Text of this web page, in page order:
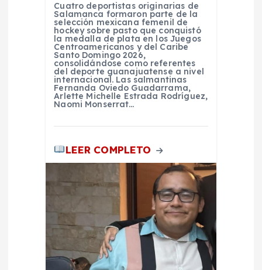
Cuatro deportistas originarias de
Salamanca formaron parte de la
selección mexicana femenil de
hockey sobre pasto que conquistó
la medalla de plata en los Juegos
Centroamericanos y del Caribe
Santo Domingo 2026,
consolidándose como referentes
del deporte guanajuatense a nivel
internacional. Las salmantinas
Fernanda Oviedo Guadarrama,
Arlette Michelle Estrada Rodríguez,
Naomi Monserrat…
LEER COMPLETO